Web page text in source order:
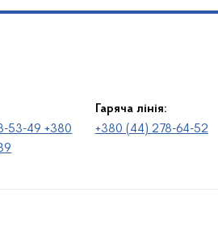
53-49 +380
Гаряча лінія:
+380 (44) 278-64-52